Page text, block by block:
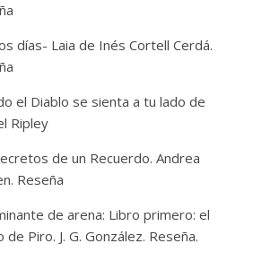
días- Laia de Inés Cortell Cerdá.
el Diablo se sienta a tu lado de
Ripley
de un Recuerdo. Andrea
Reseña
de arena: Libro primero: el
de Piro. J. G. González. Reseña.